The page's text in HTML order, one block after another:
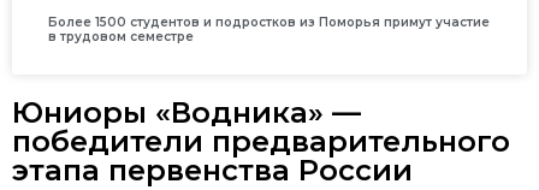
Более 1500 студентов и подростков из Поморья примут участие
в трудовом семестре
Юниоры «Водника» —
победители предварительного
этапа первенства России